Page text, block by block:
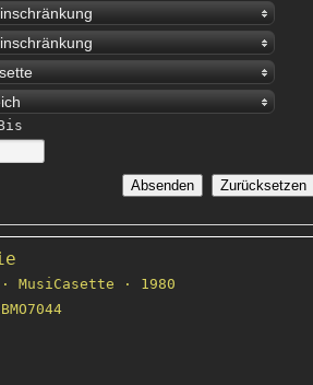
· MusiCasette · 1980